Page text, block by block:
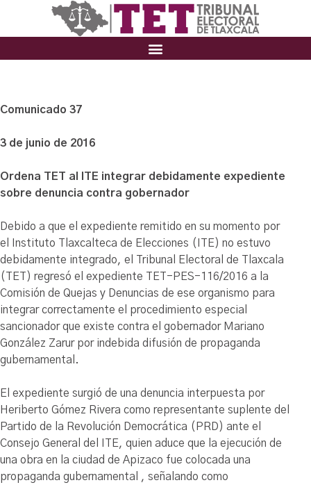
Comunicado 37
3 de junio de 2016
Ordena TET al ITE integrar debidamente expediente
sobre denuncia contra gobernador
Debido a que el expediente remitido en su momento por
el Instituto Tlaxcalteca de Elecciones (ITE) no estuvo
debidamente integrado, el Tribunal Electoral de Tlaxcala
(TET) regresó el expediente TET-PES-116/2016 a la
Comisión de Quejas y Denuncias de ese organismo para
integrar correctamente el procedimiento especial
sancionador que existe contra el gobernador Mariano
González Zarur por indebida difusión de propaganda
gubernamental.
El expediente surgió de una denuncia interpuesta por
Heriberto Gómez Rivera como representante suplente del
Partido de la Revolución Democrática (PRD) ante el
Consejo General del ITE, quien aduce que la ejecución de
una obra en la ciudad de Apizaco fue colocada una
propaganda gubernamental , señalando como